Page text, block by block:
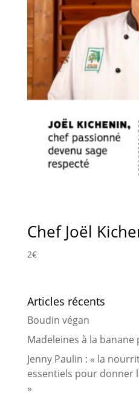
Chef Joël
2€
Articles récents
Boudin végan
Madeleines à la banane
Jenny Paulin : « la
essentiels pour donner
»